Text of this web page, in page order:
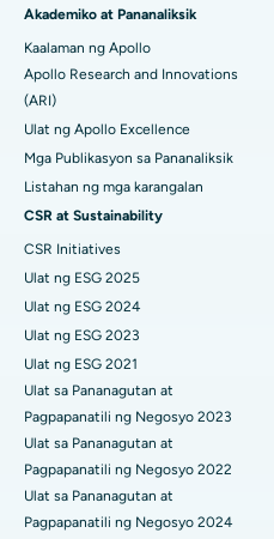
Pinakamahusay na Ospital sa
Pinakamahusay na Ospital sa
Pinakamahusay na Ospital sa
Pinakamahusay na Ospital sa
Pinakamahusay na Ospital sa
Pinakamahusay na Ospital sa
Pinakamahusay na Ospital sa
Pinakamahusay na Ospital sa
Pinakamahusay na Ospital sa
Pinakamahusay na Ospital sa
Pinakamahusay na Ospital sa
Polypectomy
Deep Brain Stimulation
Peritoneyal Dialysis
Kidney Biopsy
Parathyroidectomy
Ceramic Kabuuang Pagpapalit
ERCP
Akademiko at Pananaliksik
Kaalaman ng Apollo
Apollo Research and Innovations
(ARI)
Ulat ng Apollo Excellence
Mga Publikasyon sa Pananaliksik
Listahan ng mga karangalan
CSR at Sustainability
CSR Initiatives
Ulat ng ESG 2025
Ulat ng ESG 2024
Ulat ng ESG 2023
Ulat ng ESG 2021
Ulat sa Pananagutan at
Pagpapanatili ng Negosyo 2023
Ulat sa Pananagutan at
Pagpapanatili ng Negosyo 2022
Ulat sa Pananagutan at
Pagpapanatili ng Negosyo 2024